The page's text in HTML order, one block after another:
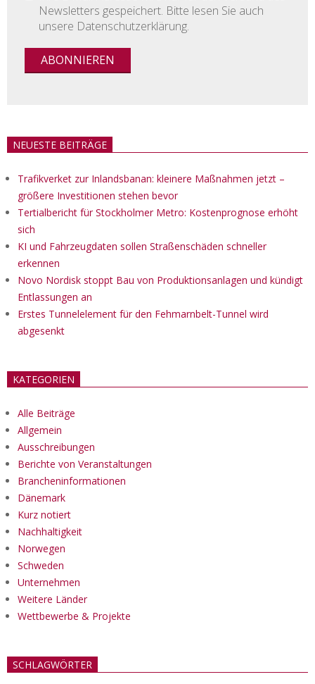
Newsletters gespeichert. Bitte lesen Sie auch
unsere Datenschutzerklärung.
NEUESTE BEITRÄGE
Trafikverket zur Inlandsbanan: kleinere Maßnahmen jetzt –
größere Investitionen stehen bevor
Tertialbericht für Stockholmer Metro: Kostenprognose erhöht
sich
KI und Fahrzeugdaten sollen Straßenschäden schneller
erkennen
Novo Nordisk stoppt Bau von Produktionsanlagen und kündigt
Entlassungen an
Erstes Tunnelelement für den Fehmarnbelt-Tunnel wird
abgesenkt
KATEGORIEN
Alle Beiträge
Allgemein
Ausschreibungen
Berichte von Veranstaltungen
Brancheninformationen
Dänemark
Kurz notiert
Nachhaltigkeit
Norwegen
Schweden
Unternehmen
Weitere Länder
Wettbewerbe & Projekte
SCHLAGWÖRTER